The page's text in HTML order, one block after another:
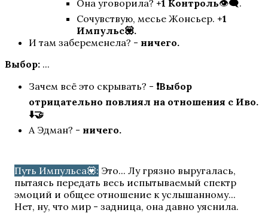
Она уговорила? +1 Контроль👁️‍🗨️.
Сочувствую, месье Жонсьер. +1
Импульс💟.
И там забеременела? - ничего.
Выбор: ...
Зачем всё это скрывать? - ❗Выбор
отрицательно повлиял на отношения с Иво.
⬇️🤝
А Эдман? - ничего.
Путь Импульса💟: Это... Лу грязно выругалась,
пытаясь передать весь испытываемый спектр
эмоций и общее отношение к услышанному...
Нет, ну, что мир - задница, она давно уяснила.